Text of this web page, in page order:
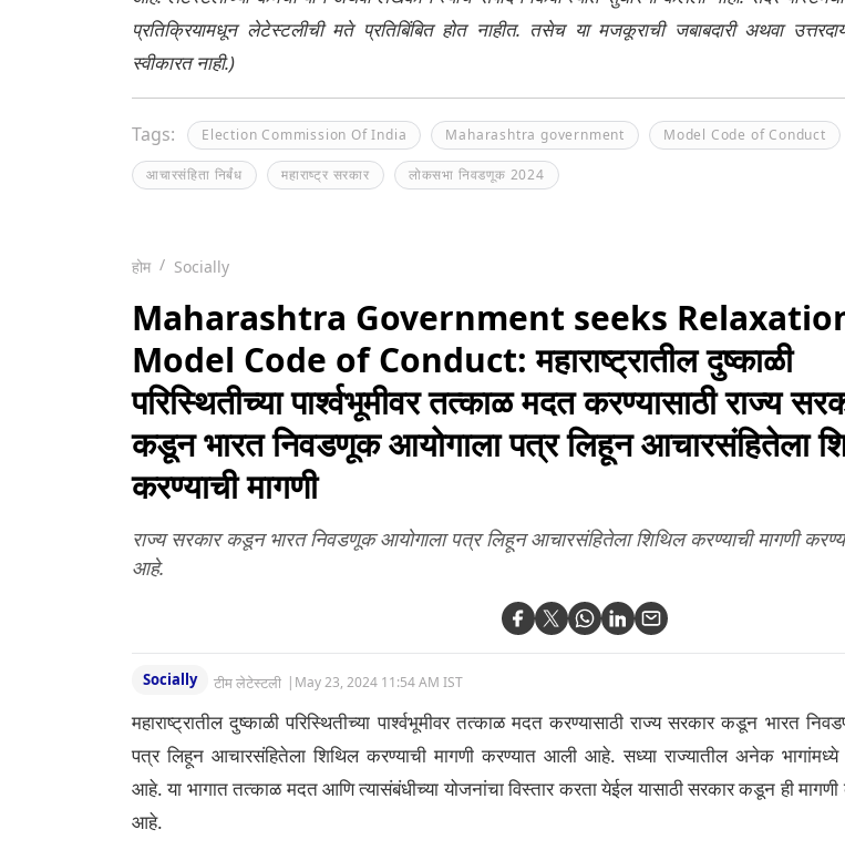
प्रतिक्रियामधून लेटेस्टलीची मते प्रतिबिंबित होत नाहीत. तसेच या मजकूराची जबाबदारी अथवा
स्वीकारत नाही.)
Tags: Election Commission Of India Maharashtra government Model Code of Conduct
आचारसंहिता निर्बंध महाराष्ट्र सरकार लोकसभा निवडणूक 2024
होम Socially
Maharashtra Government seeks
Model Code of Conduct: महाराष्ट्रातील दुष्काळी
परिस्थितीच्या पार्श्वभूमीवर तत्काळ मदत करण्यासाठी राज्य
कडून भारत निवडणूक आयोगाला पत्र लिहून आचारसंहितेला
करण्याची मागणी
राज्य सरकार कडून भारत निवडणूक आयोगाला पत्र लिहून आचारसंहितेला शिथिल करण्याची मागणी
आहे.
Socially टीम लेटेस्टली | May 23, 2024 11:54 AM IST
महाराष्ट्रातील दुष्काळी परिस्थितीच्या पार्श्वभूमीवर तत्काळ मदत करण्यासाठी राज्य सरकार कडून भारत
पत्र लिहून आचारसंहितेला शिथिल करण्याची मागणी करण्यात आली आहे. सध्या राज्यातील अनेक
आहे. या भागात तत्काळ मदत आणि त्यासंबंधीच्या योजनांचा विस्तार करता येईल यासाठी सरकार कडून ही
आहे.